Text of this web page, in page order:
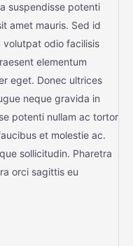
suspendisse potenti
amet mauris. Sed id
volutpat odio facilisis
elementum
eget. Donec ultrices
neque gravida in
potenti nullam ac tortor
et molestie ac.
sollicitudin. Pharetra
orci sagittis eu